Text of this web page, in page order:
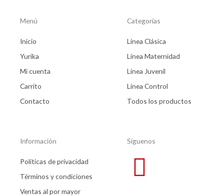
Menú
Inicio
Yurika
Mi cuenta
Carrito
Contacto
Categorías
Línea Clásica
Línea Maternidad
Línea Juvenil
Línea Control
Todos los productos
Información
Políticas de privacidad
Términos y condiciones
Ventas al por mayor
Síguenos